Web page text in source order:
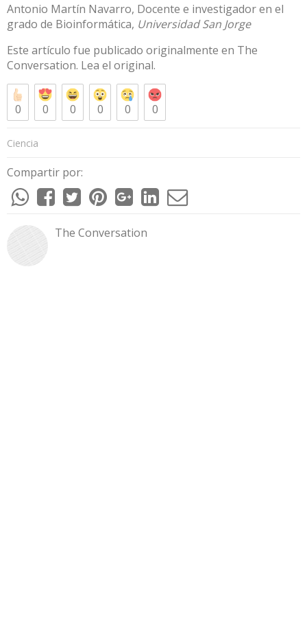
Antonio Martín Navarro, Docente e investigador en el
grado de Bioinformática, Universidad San Jorge
Este artículo fue publicado originalmente en The
Conversation. Lea el original.
0 0 0 0 0 0
Ciencia
Compartir por:
The Conversation